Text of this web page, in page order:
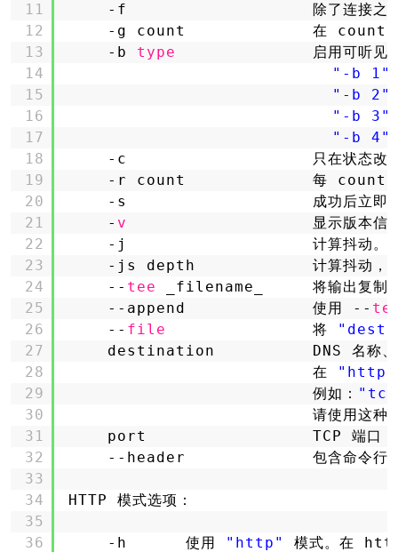
11
12
13
14
15
16
17
18
19
20
21
22
23
24
25
26
27
28
29
30
31
32
33
34
35
36
-f                   除了连接之外
-g count             在
-b type
启用可听见
"-b 1"
"-b 2"
"-b 3"
"-b 4"
-c                   只在状态改
-r count             每
-s                   成功后立即
- v
显示版本信
-j                   计算抖动。抖
-js depth            计算抖动，
-- tee
_filename_     将输出复制
--append             使用 --
-- file 将
destination          DNS 名称
在
"http"
例如：
请使用这种
port                 TCP 端口，
--header             包含命令行
HTTP 模式选项：
-h      使用 "http"
模式。在 http